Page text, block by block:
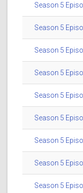
Season 5
Season 5
Season 5
Season 5
Season 5
Season 5
Season 5
Season 5
Season 5